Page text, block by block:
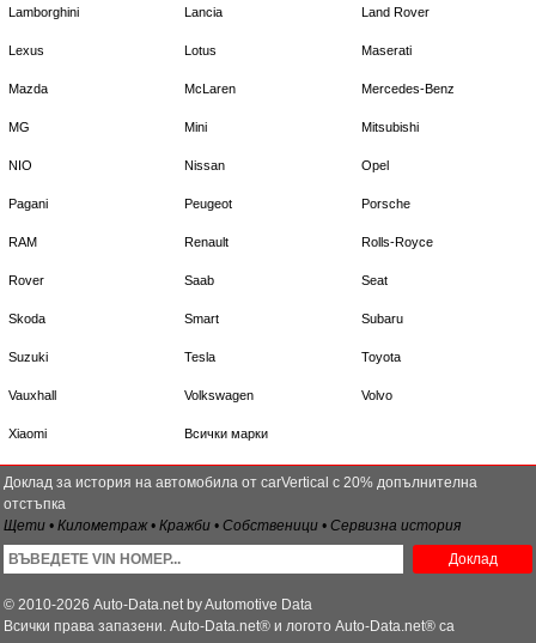
Lamborghini Lancia Land Rover
Lexus Lotus Maserati
Mazda McLaren Mercedes-Benz
MG Mini Mitsubishi
NIO Nissan Opel
Pagani Peugeot Porsche
RAM Renault Rolls-Royce
Rover Saab Seat
Skoda Smart Subaru
Suzuki Tesla Toyota
Vauxhall Volkswagen Volvo
Xiaomi Всички марки
Доклад за история на автомобила от carVertical с 20% допълнителна
отстъпка
Щети • Километраж • Кражби • Собственици • Сервизна история
Доклад
© 2010-2026 Auto-Data.net by Automotive Data
Всички права запазени. Auto-Data.net® и логото Auto-Data.net® са